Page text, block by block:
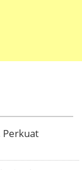
Perkuat